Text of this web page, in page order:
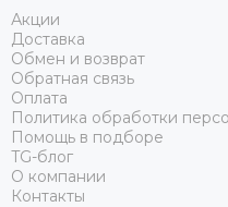
Акции
Доставка
Обмен и возврат
Обратная связь
Оплата
Политика обработки
Помощь в подборе
TG-блог
О компании
Контакты